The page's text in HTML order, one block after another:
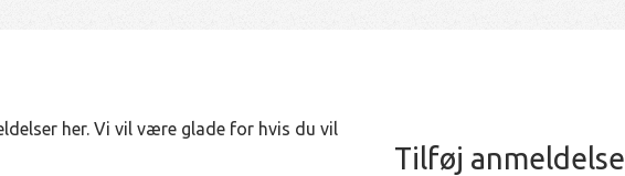
her. Vi vil være glade for hvis du vil
Tilføj